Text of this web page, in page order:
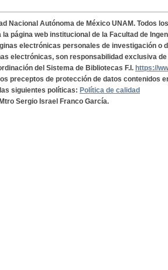
Nacional Autónoma de México UNAM. Todos
la página web institucional de la Facultad de
electrónicas personales de investigación o
electrónicas, son responsabilidad exclusiva
del Sistema de Bibliotecas F.I. https://
preceptos de protección de datos contenidos
siguientes políticas: Política de calidad
Sergio Israel Franco García.